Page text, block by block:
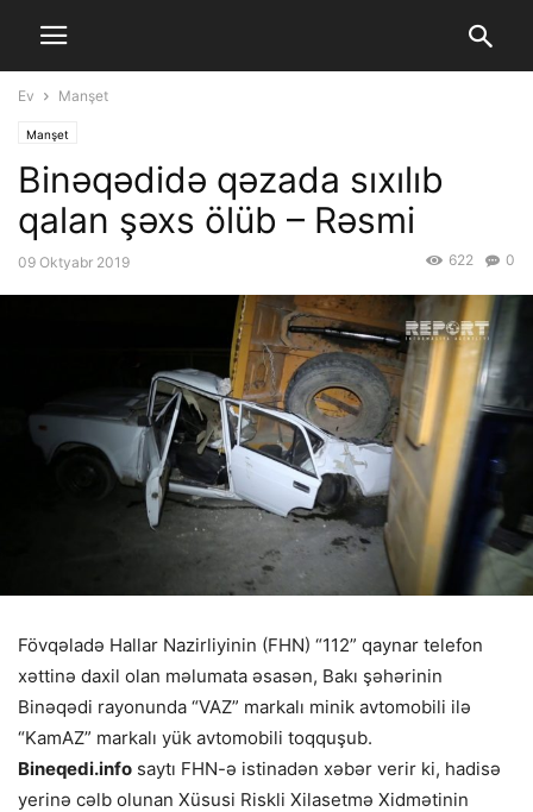
Ev Manşet
Manşet
Binəqədidə qəzada sıxılıb
qalan şəxs ölüb – Rəsmi
09 Oktyabr 2019 0
622
Fövqəladə Hallar Nazirliyinin (FHN) “112” qaynar telefon
xəttinə daxil olan məlumata əsasən, Bakı şəhərinin
Binəqədi rayonunda “VAZ” markalı minik avtomobili ilə
“KamAZ” markalı yük avtomobili toqquşub.
Bineqedi.info saytı FHN-ə istinadən xəbər verir ki, hadisə
yerinə cəlb olunan Xüsusi Riskli Xilasetmə Xidmətinin